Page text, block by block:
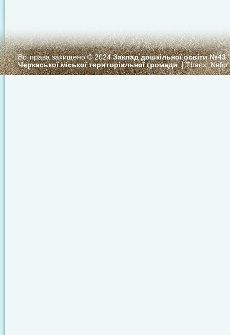
Всі права захищено © 2024Заклад дошкільної освіти
Черкаської міської територіальної громади. | Thanx:Nefor